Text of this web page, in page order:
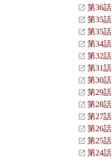
第36話
第35話
第35話
第34話
第32話
第31話
第30話
第29話
第28話
第27話
第26話
第25話
第24話